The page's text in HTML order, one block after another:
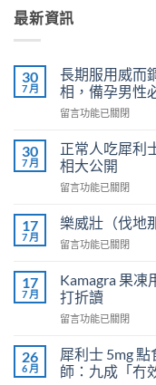
最新資訊
30
7 月
長期服用威而
相，備孕男性
在
期
服
用
威
鋼
導
不
孕
嗎？
科
實
證
留言功能已關閉
30
7 月
正常人吃犀利
相大公開
在
常
人
吃
利
士
怎
3
位
留言功能已關閉
17
7 月
樂威壯（伐地
在
威
壯
（伐
地
非）
效
果、
留言功能已關閉
17
7 月
Kamagra 果
打折讀
在
果
凍
用
留言功能已關閉
26
6 月
犀利士 5mg
師：九成「冇